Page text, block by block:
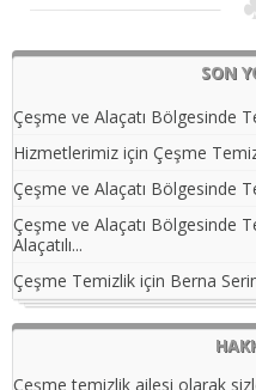
SON
Çeşme ve Alaçatı Bölgesinde
Hizmetlerimiz için Çeşme
Çeşme ve Alaçatı Bölgesinde
Çeşme ve Alaçatı Bölgesinde
Alaçatılı...
Çeşme Temizlik için Berna
Çeşme temizlik ailesi olarak